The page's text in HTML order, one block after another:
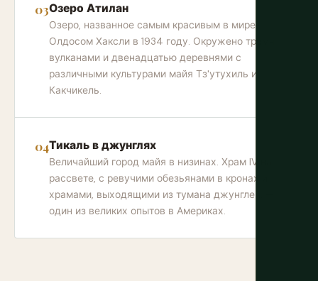
Озеро Атилан
Озеро, названное самым красивым в мире
Олдосом Хаксли в 1934 году. Окружено тремя
вулканами и двенадцатью деревнями с
различными культурами майя Тз'утухиль и
Какчикель.
Тикаль в джунглях
Величайший город майя в низинах. Храм IV на
рассвете, с ревучими обезьянами в кронах и
храмами, выходящими из тумана джунглей, —
один из великих опытов в Америках.